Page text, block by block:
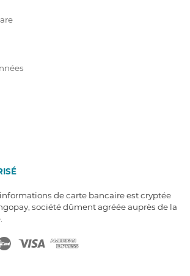
de carte bancaire est cryptée
société dûment agréée auprès de la